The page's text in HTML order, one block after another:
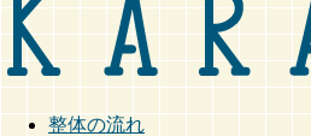
整体の流れ